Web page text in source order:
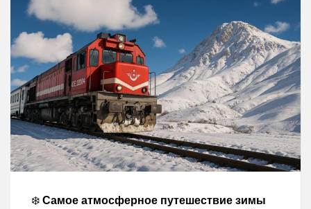
❄️ Самое атмосферное путешествие зимы